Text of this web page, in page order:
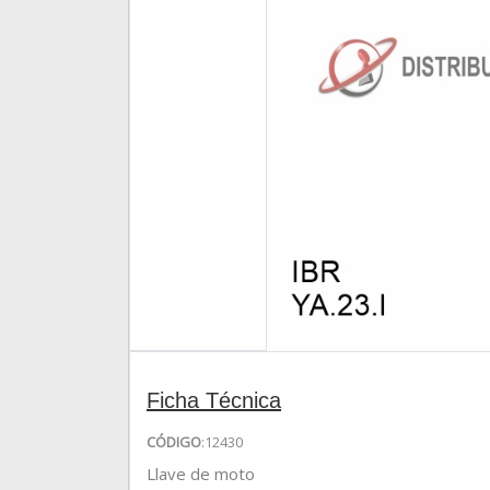
Ficha Técnica
CÓDIGO:12430
Llave de moto